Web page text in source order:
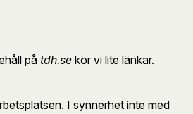
på tdh.se kör vi lite länkar.
I synnerhet inte med